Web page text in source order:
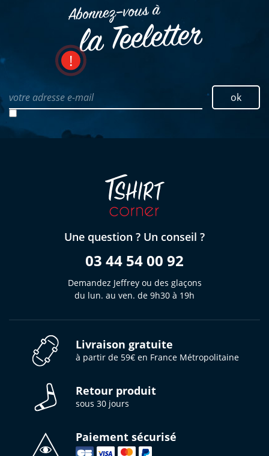
Abonnez–vous à
la Teeletter
votre adresse e-mail ok
Une question ? Un conseil ?
03 44 54 00 92
Demandez Jeffrey ou des glaçons
du lun. au ven. de 9h30 à 19h
Livraison gratuite
à partir de 59€ en France Métropolitaine
Retour produit
sous 30 jours
Paiement sécurisé